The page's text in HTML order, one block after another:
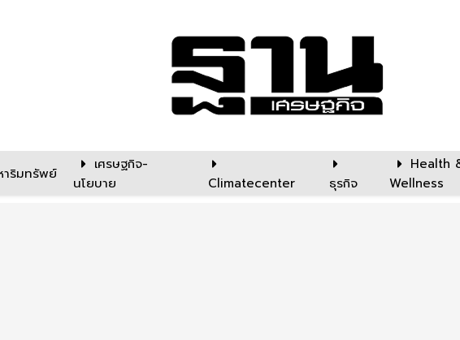
าริมทรัพย์
เศรษฐกิจ-
นโยบาย
Climatecenter ธุรกิจ
Health
Wellness